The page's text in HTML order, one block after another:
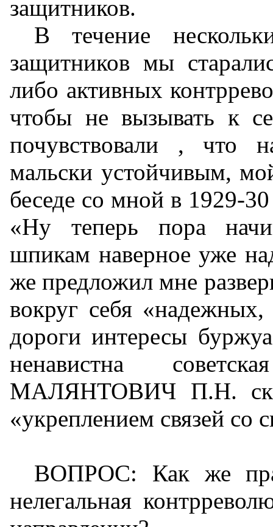
защитников.
В течение
защитников мы
либо активных
чтобы не вызывать к
почувствовали , что
мальски устойчивым,
беседе со мной в 1929-
«Ну теперь пора
шпикам наверное уже
же предложил мне
вокруг себя
дороги интересы
ненавистна
МАЛЯНТОВИЧ П.Н.
«укреплением связей
ВОПРОС: Как же
нелегальная